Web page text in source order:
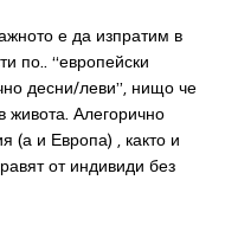
е да изпратим в
по.. “европейски
десни/леви”, нищо че
Алегорично
(а и Европа) , както и
от индивиди без